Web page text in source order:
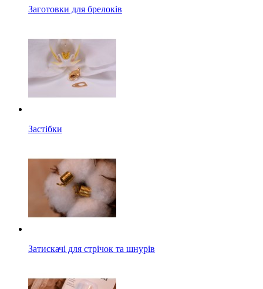
Заготовки для брелоків
Застібки
Затискачі для стрічок та шнурів